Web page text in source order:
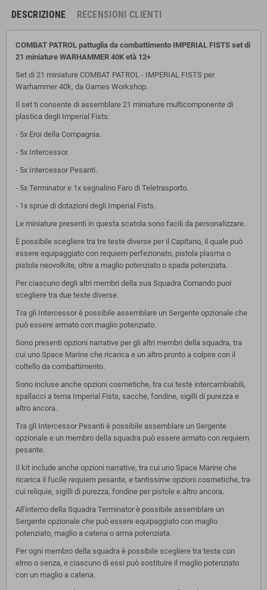
DESCRIZIONE RECENSIONI CLIENTI
COMBAT PATROL pattuglia da combattimento IMPERIAL FISTS set di
21 miniature WARHAMMER 40K età 12+
Set di 21 miniature COMBAT PATROL - IMPERIAL FISTS per
Warhammer 40k, da Games Workshop.
Il set ti consente di assemblare 21 miniature multicomponente di
plastica degli Imperial Fists:
- 5x Eroi della Compagnia.
- 5x Intercessor.
- 5x Intercessor Pesanti.
- 5x Terminator e 1x segnalino Faro di Teletrasporto.
- 1x sprue di dotazioni degli Imperial Fists.
Le miniature presenti in questa scatola sono facili da personalizzare.
È possibile scegliere tra tre teste diverse per il Capitano, il quale può
essere equipaggiato con requiem perfezionato, pistola plasma o
pistola neovolkite, oltre a maglio potenziato o spada potenziata.
Per ciascuno degli altri membri della sua Squadra Comando puoi
scegliere tra due teste diverse.
Tra gli Intercessor è possibile assemblare un Sergente opzionale che
può essere armato con maglio potenziato.
Sono presenti opzioni narrative per gli altri membri della squadra, tra
cui uno Space Marine che ricarica e un altro pronto a colpire con il
coltello da combattimento.
Sono incluse anche opzioni cosmetiche, tra cui teste intercambiabili,
spallacci a tema Imperial Fists, sacche, fondine, sigilli di purezza e
altro ancora.
Tra gli Intercessor Pesanti è possibile assemblare un Sergente
opzionale e un membro della squadra può essere armato con requiem
pesante.
Il kit include anche opzioni narrative, tra cui uno Space Marine che
ricarica il fucile requiem pesante, e tantissime opzioni cosmetiche, tra
cui reliquie, sigilli di purezza, fondine per pistole e altro ancora.
All'interno della Squadra Terminator è possibile assemblare un
Sergente opzionale che può essere equipaggiato con maglio
potenziato, maglio a catena o arma potenziata.
Per ogni membro della squadra è possibile scegliere tra testa con
elmo o senza, e ciascuno di essi può sostituire il maglio potenziato
con un maglio a catena.